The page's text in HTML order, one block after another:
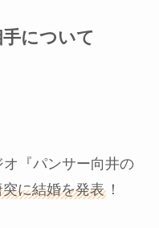
について
『パンサー向井の
突に結婚を発表！